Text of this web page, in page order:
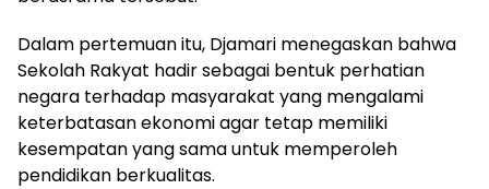
Dalam pertemuan itu, Djamari menegaskan bahwa
Sekolah Rakyat hadir sebagai bentuk perhatian
negara terhadap masyarakat yang mengalami
keterbatasan ekonomi agar tetap memiliki
kesempatan yang sama untuk memperoleh
pendidikan berkualitas.